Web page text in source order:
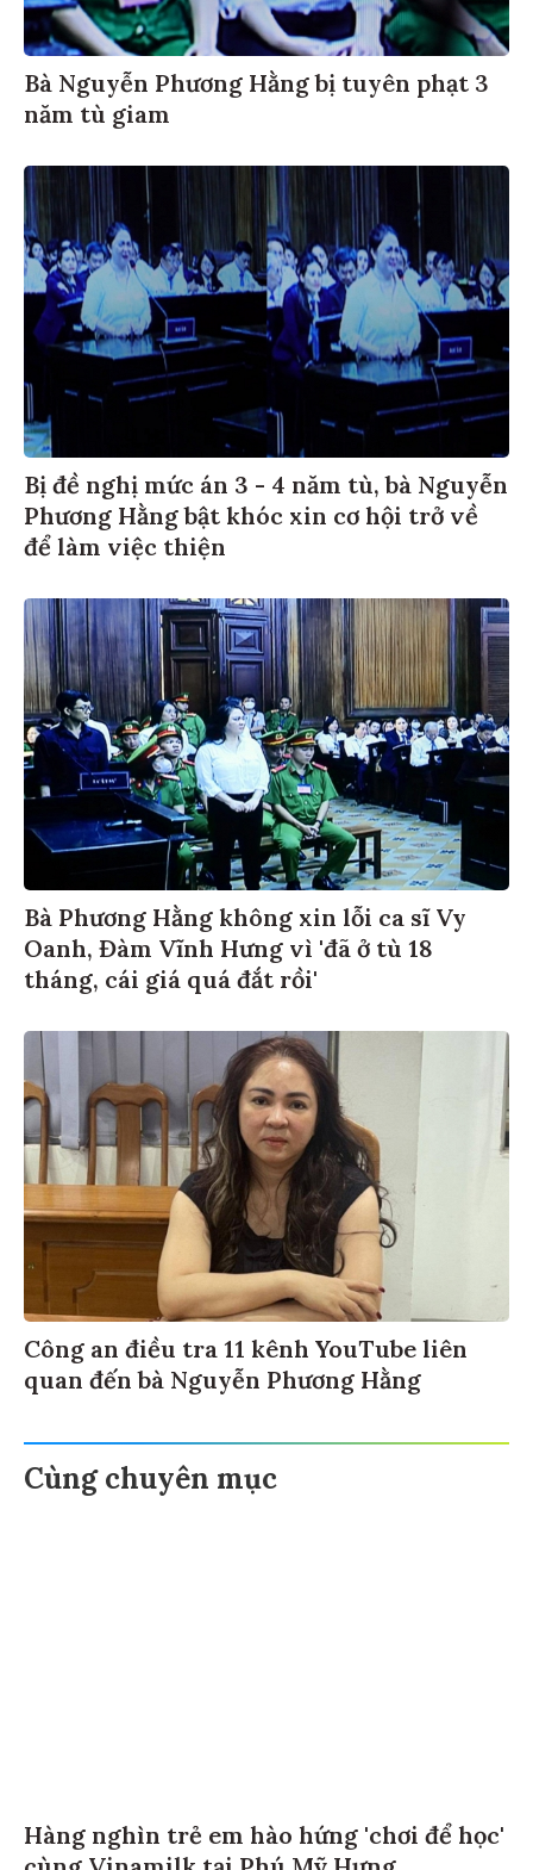
Bà Nguyễn Phương Hằng bị tuyên phạt 3
năm tù giam
Bị đề nghị mức án 3 - 4 năm tù, bà Nguyễn
Phương Hằng bật khóc xin cơ hội trở về
để làm việc thiện
Bà Phương Hằng không xin lỗi ca sĩ Vy
Oanh, Đàm Vĩnh Hưng vì 'đã ở tù 18
tháng, cái giá quá đắt rồi'
Công an điều tra 11 kênh YouTube liên
quan đến bà Nguyễn Phương Hằng
Cùng chuyên mục
Hàng nghìn trẻ em hào hứng 'chơi để học'